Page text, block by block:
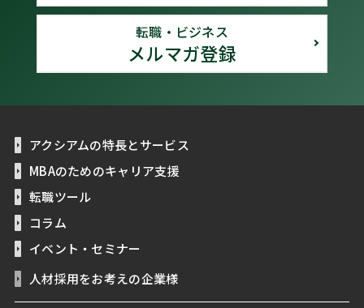
転職・ビジネス
メルマガ登録
アクシアムの特長とサービス
MBAのためのキャリア支援
転職ツール
コラム
イベント・セミナー
人材採用をお考えの企業様